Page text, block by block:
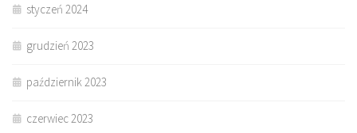
styczeń 2024
grudzień 2023
październik 2023
czerwiec 2023